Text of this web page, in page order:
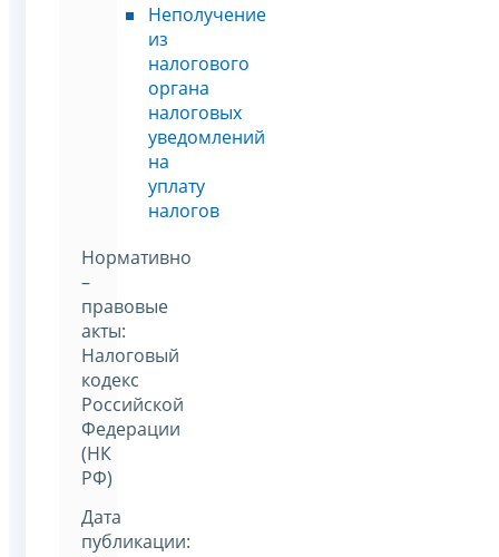
Неполучение
из
налогового
органа
налоговых
уведомлений
на
уплату
налогов
Нормативно
–
правовые
акты:
Налоговый
кодекс
Российской
Федерации
(НК
РФ)
Дата
публикации: